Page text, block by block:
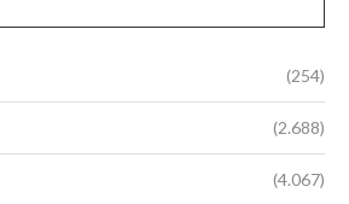
(254)
(2.688)
(4.067)